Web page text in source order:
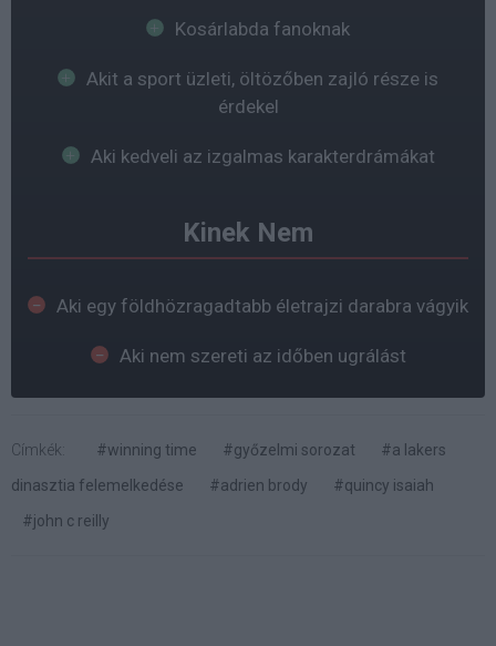
Kosárlabda fanoknak
Akit a sport üzleti, öltözőben zajló része is
érdekel
Aki kedveli az izgalmas karakterdrámákat
Kinek Nem
Aki egy földhözragadtabb életrajzi darabra vágyik
Aki nem szereti az időben ugrálást
Címkék: #winning time #győzelmi sorozat
#a lakers
dinasztia felemelkedése
#adrien brody
#quincy isaiah
#john c reilly